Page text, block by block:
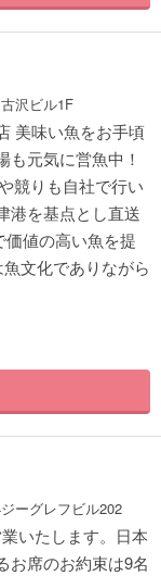
沢ビル1F
美味い魚をお手頃
も元気に営魚中！
りも自社で行い
港を基点とし直送
値の高い魚を提
文化でありながら
ーグレフビル202
いたします。日本
お席のお約束は9名